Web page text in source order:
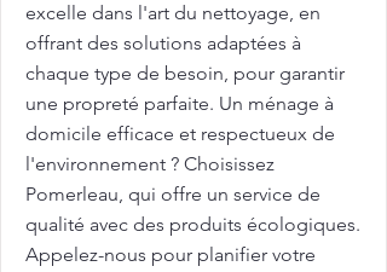
excelle dans l'art du nettoyage, en
offrant des solutions adaptées à
chaque type de besoin, pour garantir
une propreté parfaite. Un ménage à
domicile efficace et respectueux de
l'environnement ? Choisissez
Pomerleau, qui offre un service de
qualité avec des produits écologiques.
Appelez-nous pour planifier votre